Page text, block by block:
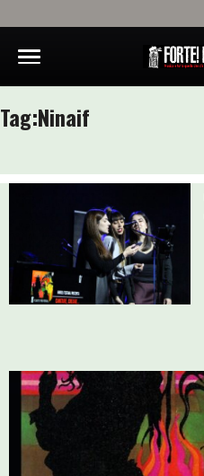
Tag:Ninaif